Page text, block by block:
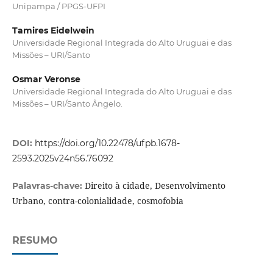
Unipampa / PPGS-UFPI
Tamires Eidelwein
Universidade Regional Integrada do Alto Uruguai e das
Missões – URI/Santo
Osmar Veronse
Universidade Regional Integrada do Alto Uruguai e das
Missões – URI/Santo Ângelo.
DOI: https://doi.org/10.22478/ufpb.1678-
2593.2025v24n56.76092
Palavras-chave: Direito à cidade, Desenvolvimento
Urbano, contra-colonialidade, cosmofobia
RESUMO